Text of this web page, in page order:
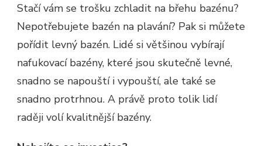
Stačí vám se trošku zchladit na břehu bazénu?
Nepotřebujete bazén na plavání? Pak si můžete
pořídit levný bazén. Lidé si většinou vybírají
nafukovací bazény, které jsou skutečně levné,
snadno se napouští i vypouští, ale také se
snadno protrhnou. A právě proto tolik lidí
raději volí kvalitnější bazény.